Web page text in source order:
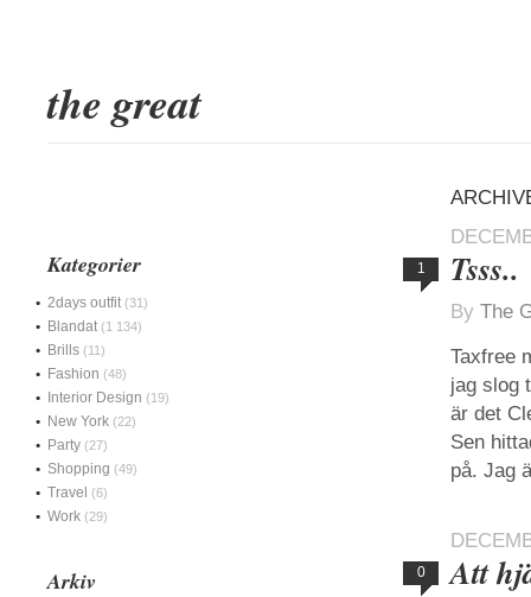
the great
1 Tsss..
By The
Taxfree
jag slog
är det
Sen
på. Jag
0 Att
Kategorier
2days outfit (31)
Blandat (1 134)
Brills (11)
Fashion (48)
Interior Design (19)
New York (22)
Party (27)
Shopping (49)
Travel (6)
Work (29)
Arkiv